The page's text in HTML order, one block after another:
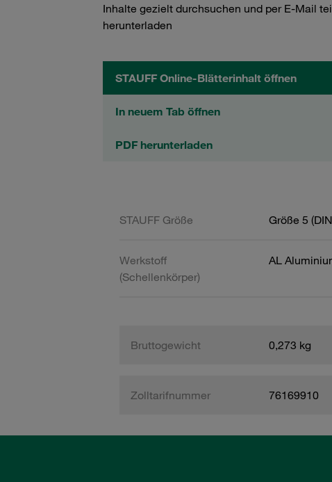
Inhalte gezielt durchsuchen und per E-Mail
herunterladen
STAUFF Online-Blätterinhalt öffnen
In neuem Tab öffnen
PDF herunterladen
STAUFF Größe Größe 5
Werkstoff
(Schellenkörper)
AL
Bruttogewicht 0,273 kg
Zolltarifnummer 76169910